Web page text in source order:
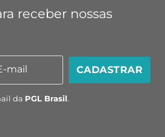
receber nossas
mail CADASTRAR
da PGL Brasil.